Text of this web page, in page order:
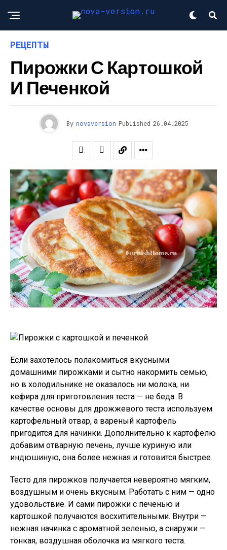
РЕЦЕПТЫ
Пирожки С Картошкой
И Печенкой
By novaversion Published 26.04.2025
Если захотелось полакомиться вкусными
домашними пирожками и сытно накормить семью,
но в холодильнике не оказалось ни молока, ни
кефира для приготовления теста — не беда. В
качестве основы для дрожжевого теста используем
картофельный отвар, а вареный картофель
пригодится для начинки. Дополнительно к картофелю
добавим отварную печень, лучше куриную или
индюшиную, она более нежная и готовится быстрее.
Тесто для пирожков получается невероятно мягким,
воздушным и очень вкусным. Работать с ним — одно
удовольствие. И сами пирожки с печенью и
картошкой получаются восхитительными. Внутри —
нежная начинка с ароматной зеленью, а снаружи —
тонкая, воздушная оболочка из мягкого теста.